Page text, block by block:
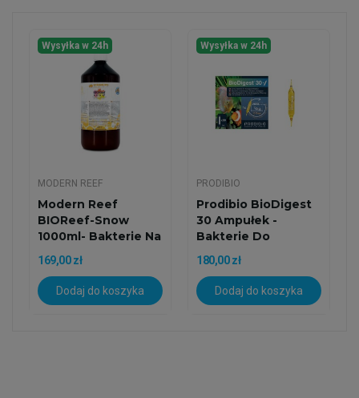
Wysyłka w 24h
MODERN REEF
Modern Reef
BIOReef-Snow
1000ml- Bakterie Na
Glony
169,00 zł
Dodaj do koszyka
Wysyłka w 24h
PRODIBIO
Prodibio BioDigest
30 Ampułek -
Bakterie Do
Akwarium
180,00 zł
Dodaj do koszyka